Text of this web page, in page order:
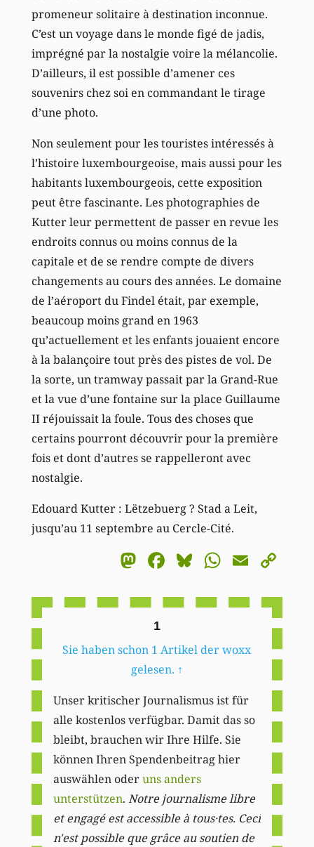
promeneur solitaire à destination inconnue.
C’est un voyage dans le monde figé de jadis,
imprégné par la nostalgie voire la mélancolie.
D’ailleurs, il est possible d’amener ces
souvenirs chez soi en commandant le tirage
d’une photo.
Non seulement pour les touristes intéressés à
l’histoire luxembourgeoise, mais aussi pour les
habitants luxembourgeois, cette exposition
peut être fascinante. Les photographies de
Kutter leur permettent de passer en revue les
endroits connus ou moins connus de la
capitale et de se rendre compte de divers
changements au cours des années. Le domaine
de l’aéroport du Findel était, par exemple,
beaucoup moins grand en 1963
qu’actuellement et les enfants jouaient encore
à la balançoire tout près des pistes de vol. De
la sorte, un tramway passait par la Grand-Rue
et la vue d’une fontaine sur la place Guillaume
II réjouissait la foule. Tous des choses que
certains pourront découvrir pour la première
fois et dont d’autres se rappelleront avec
nostalgie.
Edouard Kutter : Lëtzebuerg ? Stad a Leit,
jusqu’au 11 septembre au Cercle-Cité.
Mastodon
Facebook
BlueskyEmail
1
Sie haben schon 1 Artikel der woxx
gelesen. ↑
Unser kritischer Journalismus ist für
alle kostenlos verfügbar. Damit das so
bleibt, brauchen wir Ihre Hilfe. Sie
können Ihren Spendenbeitrag hier
auswählen oderuns anders
unterstützen. Notre journalisme libre
et engagé est accessible à tous·tes. Ceci
n'est possible que grâce au soutien de